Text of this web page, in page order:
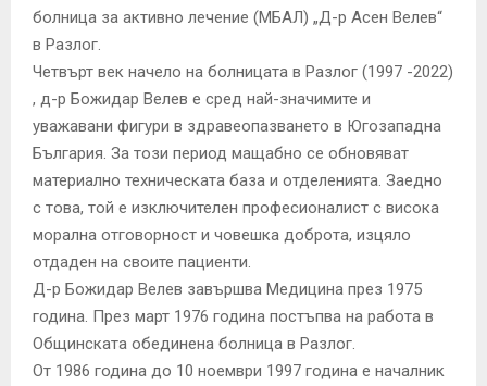
болница за активно лечение (МБАЛ) „Д-р Асен Велев“
в Разлог.
Четвърт век начело на болницата в Разлог (1997 -2022)
, д-р Божидар Велев е сред най-значимите и
уважавани фигури в здравеопазването в Югозападна
България. За този период мащабно се обновяват
материално техническата база и отделенията. Заедно
с това, той е изключителен професионалист с висока
морална отговорност и човешка доброта, изцяло
отдаден на своите пациенти.
Д-р Божидар Велев завършва Медицина през 1975
година. През март 1976 година постъпва на работа в
Общинската обединена болница в Разлог.
От 1986 година до 10 ноември 1997 година е началник